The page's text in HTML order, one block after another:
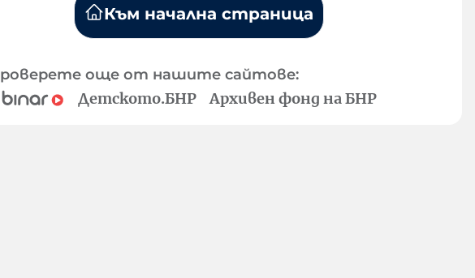
Към начална страница
още от нашите сайтове:
Детското.БНР Архивен фонд на БНР